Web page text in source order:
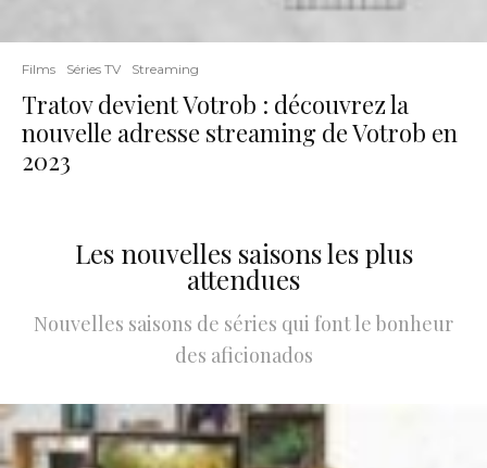
Films Séries TV Streaming
Tratov devient Votrob : découvrez la
nouvelle adresse streaming de Votrob en
2023
Les nouvelles saisons les plus
attendues
Nouvelles saisons de séries qui font le bonheur
des aficionados